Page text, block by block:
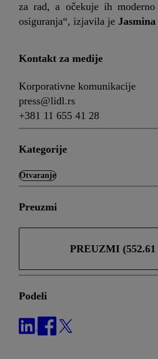
za rad, a očekuje ih
osiguranja“, izjavila je
Kontakt za medije
Korporativne komunikacije
press@lidl.rs
+381 11 655 41 28
Kategorije
Otvaranje
Preuzmi
PREUZMI (552.61
Podeli